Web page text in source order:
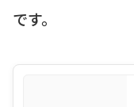
です。